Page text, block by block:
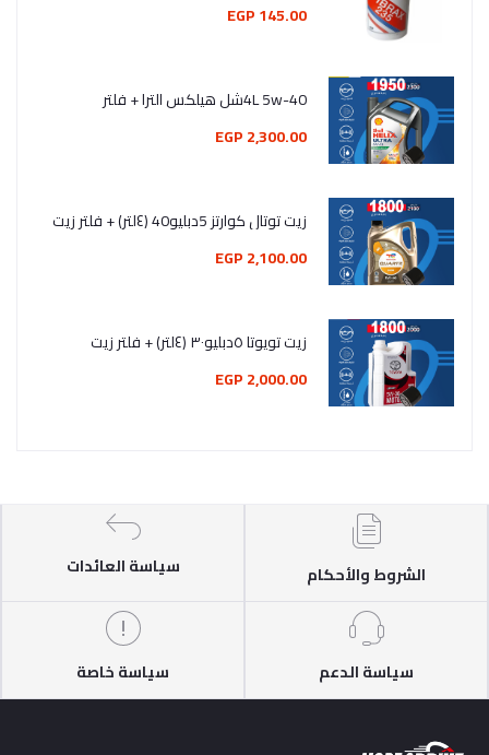
145.00 EGP
4L 5w-40شل هيلكس الترا + فلتر
2,300.00 EGP
زيت توتال كوارتز 5دبليو40 (٤لتر) + فلتر زيت
2,100.00 EGP
زيت تويوتا ٥دبليو٣٠ (٤لتر) + فلتر زيت
2,000.00 EGP
الشروط والأحكام سياسة العائدات
سياسة الدعم سياسة خاصة